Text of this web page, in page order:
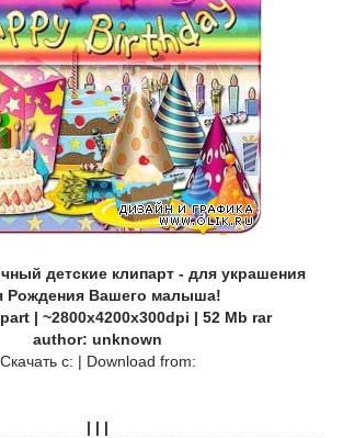
детские клипарт - для украшения
Рождения Вашего малыша!
| ~2800x4200x300dpi | 52 Mb rar
author: unknown
Скачать c: | Download from:
| | |